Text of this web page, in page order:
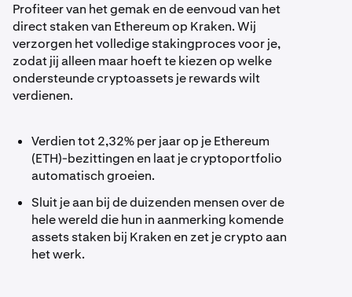
Profiteer van het gemak en de eenvoud van het
direct staken van Ethereum op Kraken. Wij
verzorgen het volledige stakingproces voor je,
zodat jij alleen maar hoeft te kiezen op welke
ondersteunde cryptoassets je rewards wilt
verdienen.
Verdien tot 2,32% per jaar op je Ethereum
(ETH)-bezittingen en laat je cryptoportfolio
automatisch groeien.
Sluit je aan bij de duizenden mensen over de
hele wereld die hun in aanmerking komende
assets staken bij Kraken en zet je crypto aan
het werk.